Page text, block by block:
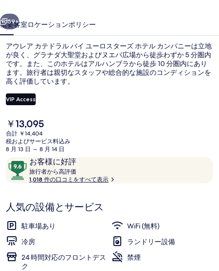
ラ
ル
バ
イ
ユ
ー
ス
タ
ー
ズ
テ
ル
カ
ン
59+
概要客室ロケーションポリシー
アウレア カテドラル バイ ユーロスターズ ホテル カンパニーは立地
が良く、グラナダ大聖堂およびヌエバ広場から徒歩わずか 5 分圏内
です。また、このホテルはアルハンブラから徒歩 10 分圏内にあり
ます。旅行者は親切なスタッフや総合的な施設のコンディションを
高く評価しています。
VIP Access
現
在
の
料
は
￥13,095
￥13,095
合計 ￥14,404
税およびサービス料込み
8 月 13 日 ～ 8 月 14 日
口
コ
ミ
お客様に好評
10
段
階
9.6、
お
客
様
に
好
旅行者から高評価
行
ら
1,018 件の口コミをすべて表示
人気の設備とサービス
駐車場あり
WiFi (無料)
冷房
ランドリー設備
24 時間対応のフロントデス
ク
禁煙